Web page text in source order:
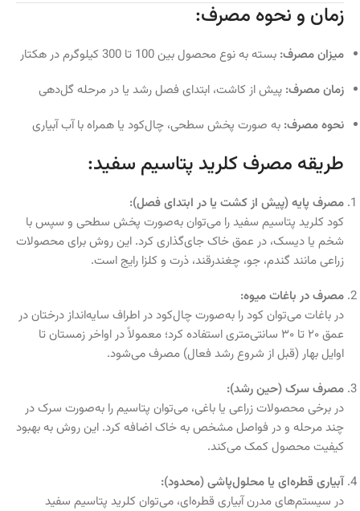
زمان و نحوه مصرف:
میزان مصرف: بسته به نوع محصول بین 100 تا 300 کیلوگرم در هکتار
زمان مصرف: پیش از کاشت، ابتدای فصل رشد یا در مرحله گل‌دهی
نحوه مصرف: به صورت پخش سطحی، چال‌کود یا همراه با آب آبیاری
طریقه مصرف کلرید پتاسیم سفید:
مصرف پایه (پیش از کشت یا در ابتدای فصل):
کود کلرید پتاسیم سفید را می‌توان به‌صورت پخش سطحی و سپس با
شخم یا دیسک، در عمق خاک جای‌گذاری کرد. این روش برای محصولات
زراعی مانند گندم، جو، چغندرقند، ذرت و کلزا رایج است.
مصرف در باغات میوه:
در باغات می‌توان کود را به‌صورت چال‌کود در اطراف سایه‌انداز درختان در
عمق ۲۰ تا ۳۰ سانتی‌متری استفاده کرد؛ معمولاً در اواخر زمستان تا
اوایل بهار (قبل از شروع رشد فعال) مصرف می‌شود.
مصرف سرک (حین رشد):
در برخی محصولات زراعی یا باغی، می‌توان پتاسیم را به‌صورت سرک در
چند مرحله و در فواصل مشخص به خاک اضافه کرد. این روش به بهبود
کیفیت محصول کمک می‌کند.
آبیاری قطره‌ای یا محلول‌پاشی (محدود):
در سیستم‌های مدرن آبیاری قطره‌ای، می‌توان کلرید پتاسیم سفید